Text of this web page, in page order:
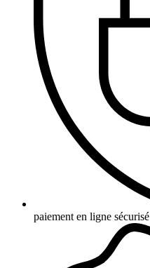
paiement en ligne sécurisé